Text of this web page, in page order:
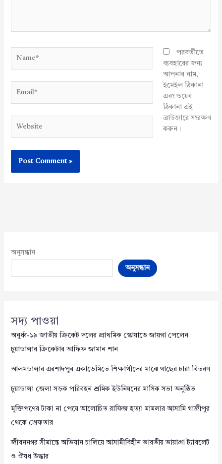
পরবর্তীতে
ব্যবহারের জন্য
আপনার নাম,
ইমেইল ঠিকানা
এবং ওয়েব
ঠিকানা এই
ব্রাউজারে সংরক্ষণ
করুন।
অনুসন্ধান
অনুসন্ধান
সদ্য পাওয়া
অনূর্ধ্ব-১৯ জাতীয় ক্রিকেট দলের প্রাথমিক স্কোয়াডে জায়গা পেলেন
চুয়াডাঙ্গার ক্রিকেটার আফিফ জামান শান
আলমডাঙ্গার এরশাদপুর একাডেমিতে শিক্ষার্থীদের মাঝে গাছের চারা বিতরণ
চুয়াডাঙ্গা জেলা সড়ক পরিবহন শ্রমিক ইউনিয়নের মাসিক সভা অনুষ্ঠিত
মুক্তিপণের টাকা না পেয়ে আলোচিত রাফিজ হত্যা মামলার আসামি গাজীপুর
থেকে গ্রেফতার
জীবননগর সীমান্তে অভিযান চালিয়ে আসামীবিহীন ভারতীয় ভায়াগ্রা ট্যাবলেট
ও ঔষধ উদ্ধার